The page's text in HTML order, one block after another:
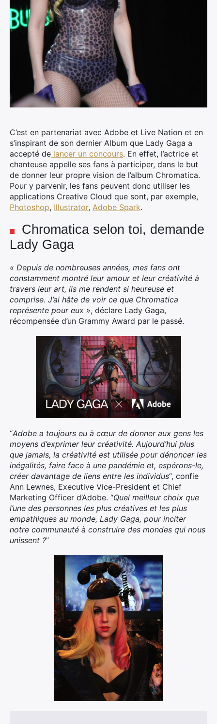
C’est en partenariat avec Adobe et Live Nation et en
s’inspirant de son dernier Album que Lady Gaga a
accepté de lancer un concours. En effet, l’actrice et
chanteuse appelle ses fans à participer, dans le but
de donner leur propre vision de l’album Chromatica.
Pour y parvenir, les fans peuvent donc utiliser les
applications Creative Cloud que sont, par exemple,
Photoshop, Illustrator, Adobe Spark.
Chromatica selon toi, demande
Lady Gaga
« Depuis de nombreuses années, mes fans ont
constamment montré leur amour et leur créativité à
travers leur art, ils me rendent si heureuse et
comprise. J’ai hâte de voir ce que Chromatica
représente pour eux », déclare Lady Gaga,
récompensée d’un Grammy Award par le passé.
“Adobe a toujours eu à cœur de donner aux gens les
moyens d’exprimer leur créativité. Aujourd’hui plus
que jamais, la créativité est utilisée pour dénoncer les
inégalités, faire face à une pandémie et, espérons-le,
créer davantage de liens entre les individus“, confie
Ann Lewnes, Executive Vice-President et Chief
Marketing Officer d’Adobe. “Quel meilleur choix que
l’une des personnes les plus créatives et les plus
empathiques au monde, Lady Gaga, pour inciter
notre communauté à construire des mondes qui nous
unissent ?”